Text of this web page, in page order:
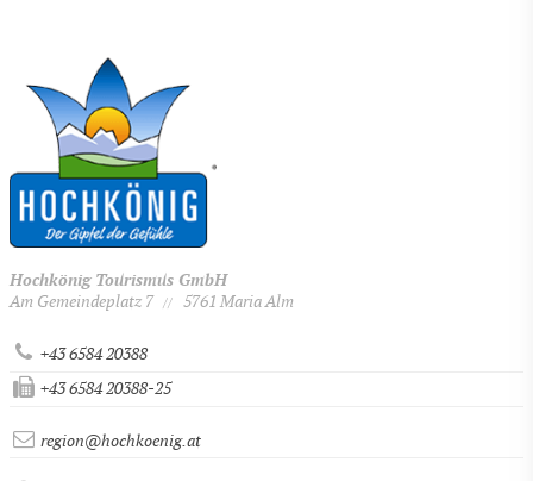
Hochkönig Tourismus GmbH
Am Gemeindeplatz 7 // 5761 Maria Alm
+43 6584 20388
+43 6584 20388-25
region@hochkoenig.at